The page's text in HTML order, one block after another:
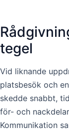
tegel
Vid liknande
platsbesök och
skedde snabbt,
för- och
Kommunikation